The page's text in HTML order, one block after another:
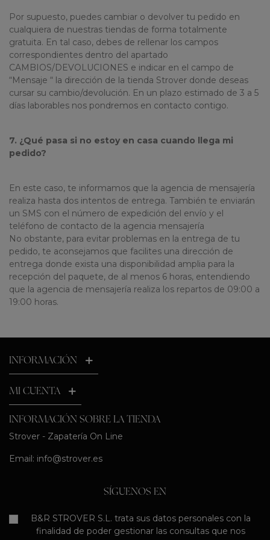
Por supuesto, puedes cambiar o devolver tu pedido en
cualquiera de nuestras tiendas de forma totalmente
gratuita. En tal caso, debes de rellenar los campos
correspondientes dentro del apartado
CAMBIOS/DEVOLUCIONES e indicar en el campo de
“Mensaje “ la dirección de la tienda Strover donde deseas
cursar su cambio/devolución. En un plazo estimado de 3 a 5
días laborables nos pondremos en contacto contigo.
7. ¿Qué pasa si no estoy en casa cuando llega mi
pedido?
En este caso, te informamos que la agencia de mensajería
realiza hasta dos intentos de entrega. También te enviarán
un SMS con el número de expedición del envío y el
teléfono de contacto de la agencia mensajería
No obstante, para evitar problemas en la entrega de tu
pedido, te aconsejamos que facilites una dirección de
entrega donde exista una disponibilidad amplia para la
recepción del paquete, de al menos 6 horas, entendiendo
que la agencia de mensajería realiza los repartos de 09:00 a
19:00 horas.
INFORMACIÓN
MI CUENTA
INFORMACIÓN SOBRE LA TIENDA
Strover - Zapatería On Line
Email: info@strover.es
SÍGUENOS EN
B&R STROVER S.L. trata sus datos personales con la
finalidad de poder gestionar las consultas que nos